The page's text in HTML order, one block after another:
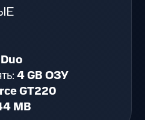
4 GB ОЗУ
GT220
MB